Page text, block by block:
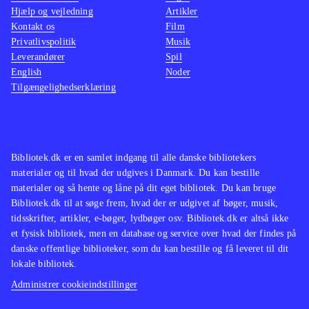
FIFA fodbold er et af de mest oplagte
playstationspil overhovedet. Ny
udgave er efterspurgt hvert år, mens
2-3 år ældre spil dog sagtens kan
udlånes parallelt
Bibliotek.dk er en samlet indgang til alle danske bibliotekers
materialer og til hvad der udgives i Danmark. Du kan bestille
materialer og så hente og låne på dit eget bibliotek. Du kan bruge
Bibliotek.dk til at søge frem, hvad der er udgivet af bøger, musik,
tidsskrifter, artikler, e-bøger, lydbøger osv. Bibliotek.dk er altså ikke
et fysisk bibliotek, men en database og service over hvad der findes på
danske offentlige biblioteker, som du kan bestille og få leveret til dit
lokale bibliotek.
Administrer cookieindstillinger
Hjælp og vejledning
Kontakt os
Privatlivspolitik
Leverandører
English
Tilgængelighedserklæring
Artikler
Film
Musik
Spil
Noder